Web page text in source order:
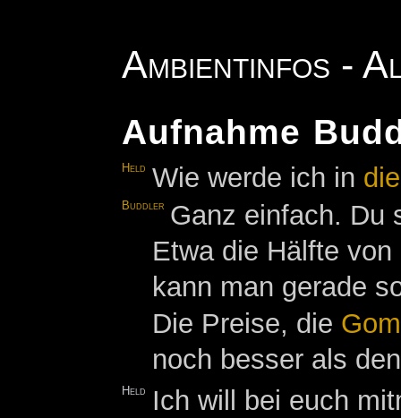
Ambientinfos -
Aufnahme
Held Wie werde ich in
Buddler Ganz einfach. Du
Etwa die Hälfte
kann man gerade
Die Preise, die
noch besser als
Held Ich will bei euch